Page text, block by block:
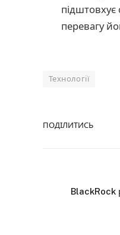
перевагу
Технології
ПОДІЛИТИСЬ
BlackRock